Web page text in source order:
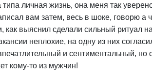
типа личная жизнь, она меня так
вам затем, весь в шоке, говорю
как выяснил сделали сильный ритуал
неплохие, на одну из них
и сентиментальный, но
кому-то из мужчин!